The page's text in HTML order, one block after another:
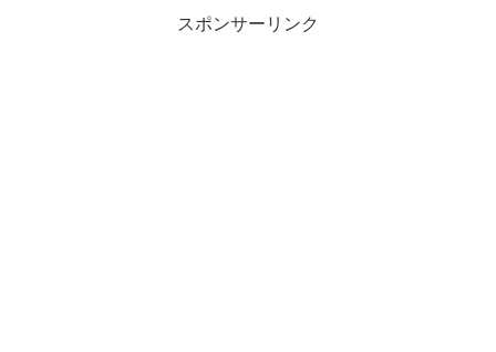
スポンサーリンク